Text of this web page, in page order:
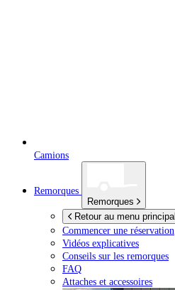
Camions
Remorques
Remorques
Retour au menu principal
Commencer une réservation
Vidéos explicatives
Conseils sur les remorques
FAQ
Attaches et accessoires